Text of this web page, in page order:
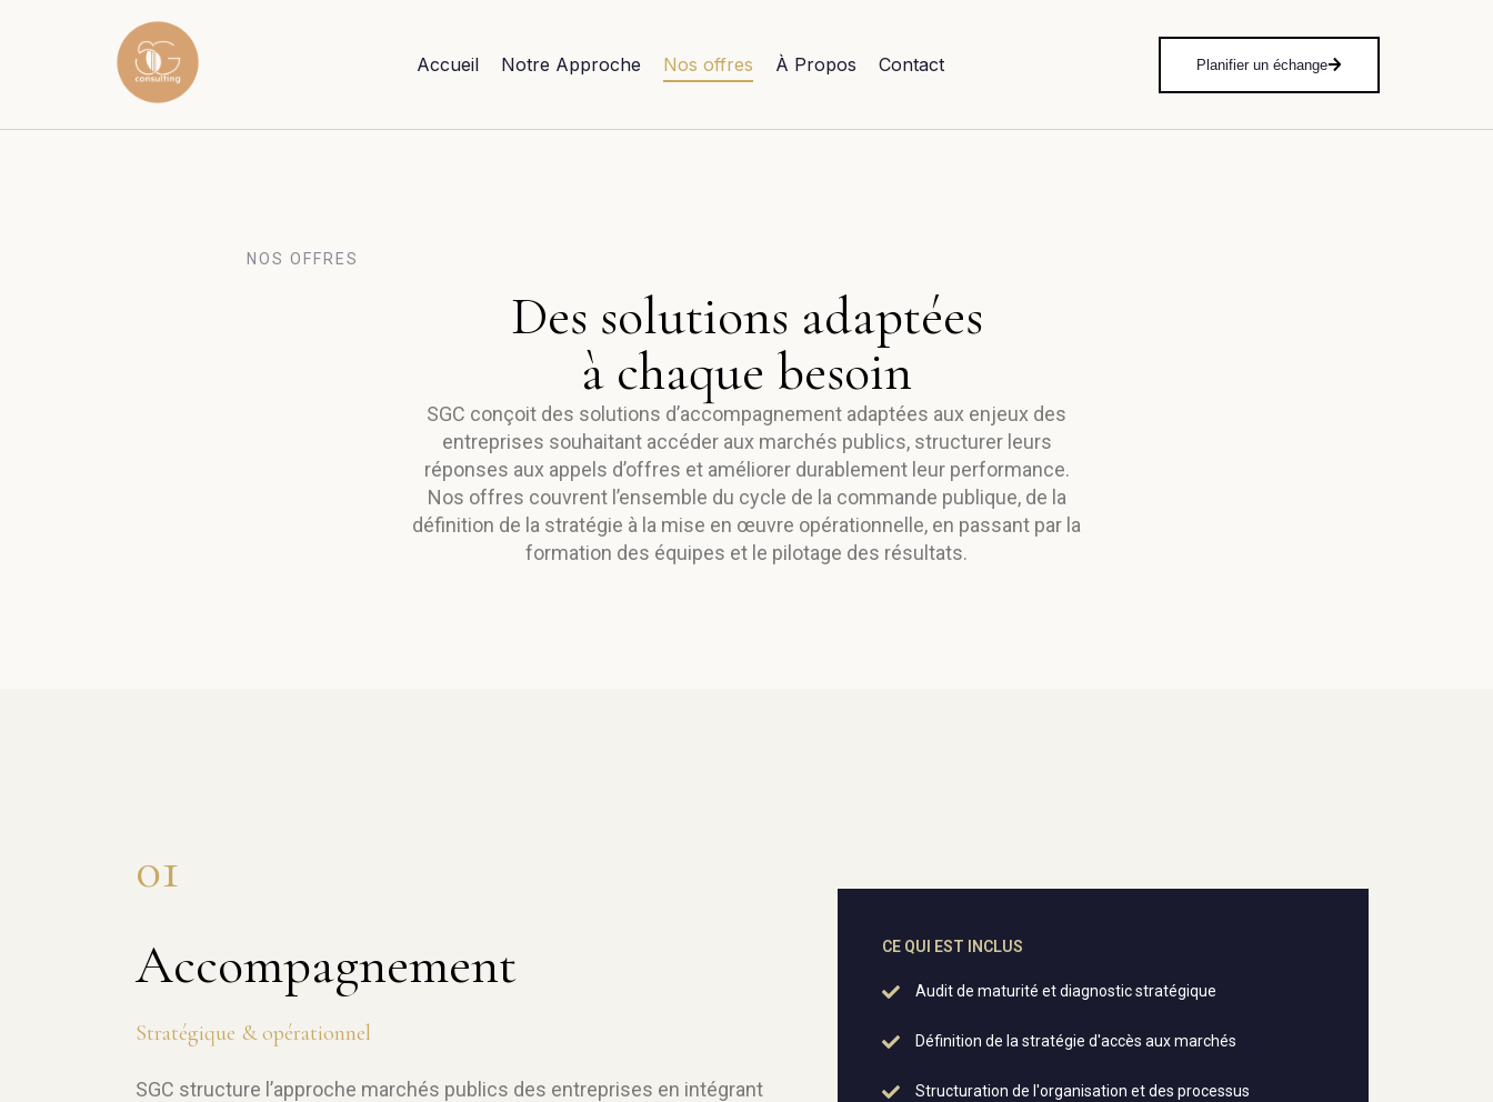
Accueil Notre Approche Nos offres À Propos Contact Planifier un échange
NOS OFFRES
Des solutions adaptées
à chaque besoin
SGC conçoit des solutions d’accompagnement adaptées aux enjeux des
entreprises souhaitant accéder aux marchés publics, structurer leurs
réponses aux appels d’offres et améliorer durablement leur performance.
Nos offres couvrent l’ensemble du cycle de la commande publique, de la
définition de la stratégie à la mise en œuvre opérationnelle, en passant par la
formation des équipes et le pilotage des résultats.
01
Accompagnement
Stratégique & opérationnel
SGC structure l’approche marchés publics des entreprises en intégrant
CE QUI EST INCLUS
Audit de maturité et diagnostic stratégique
Définition de la stratégie d'accès aux marchés
Structuration de l'organisation et des processus